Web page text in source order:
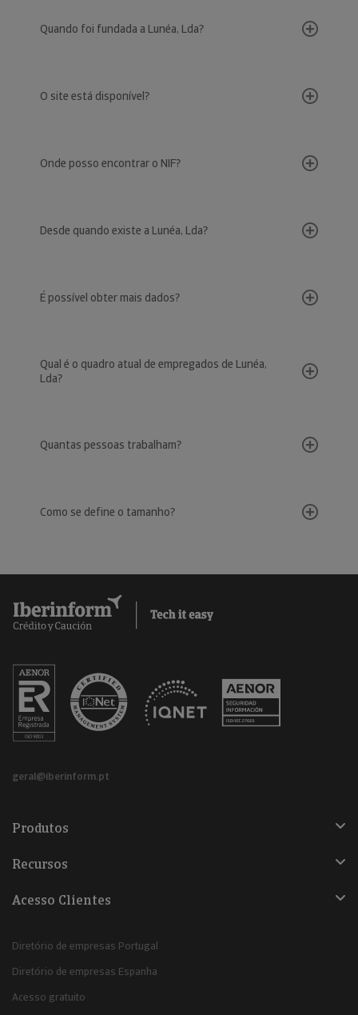
Quando foi fundada a Lunéa, Lda?
O site está disponível?
Onde posso encontrar o NIF?
Desde quando existe a Lunéa, Lda?
É possível obter mais dados?
Qual é o quadro atual de empregados de Lunéa,
Lda?
Quantas pessoas trabalham?
Como se define o tamanho?
geral@iberinform.pt
Produtos
Recursos
Acesso Clientes
Diretório de empresas Portugal
Diretório de empresas Espanha
Acesso gratuito